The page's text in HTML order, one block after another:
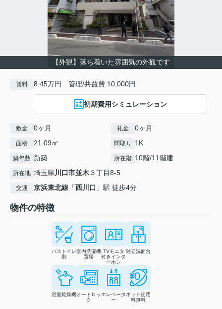
【外観】落ち着いた雰囲気の外観です
賃料 8.45万円 管理/共益費 10,000円
初期費用シミュレーション
敷金 0ヶ月 礼金 0ヶ月
面積 21.09㎡ 間取り 1K
築年数 新築 所在階 10階/11階建
所在地 埼玉県川口市並木３丁目8-5
交通 京浜東北線 「西川口 」駅 徒歩4分
物件の特徴
バストイレ
別
室内洗濯機
置場
TVモニタ
付きインタ
ーホン
独立洗面台
浴室乾燥機オートロッ
ク
エレベータ
ー
ネット使用
料無料